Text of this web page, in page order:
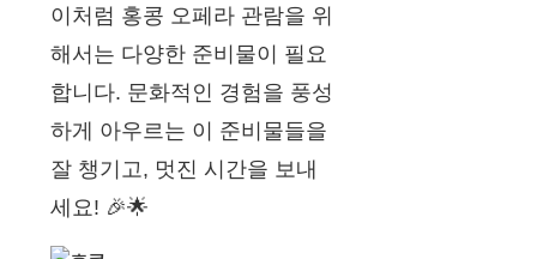
이처럼 홍콩 오페라 관람을 위
해서는 다양한 준비물이 필요
합니다. 문화적인 경험을 풍성
하게 아우르는 이 준비물들을
잘 챙기고, 멋진 시간을 보내
세요! 🎉🌟